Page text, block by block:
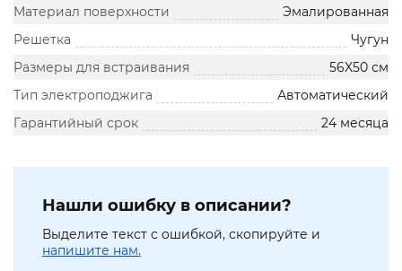
Материал поверхности
Эмалированная
Решетка
Чугун
Размеры для встраивания
56X50 см
Тип электроподжига
Автоматический
Гарантийный срок
24 месяца
Нашли ошибку в описании?
Выделите текст с ошибкой, скопируйте и
напишите нам.